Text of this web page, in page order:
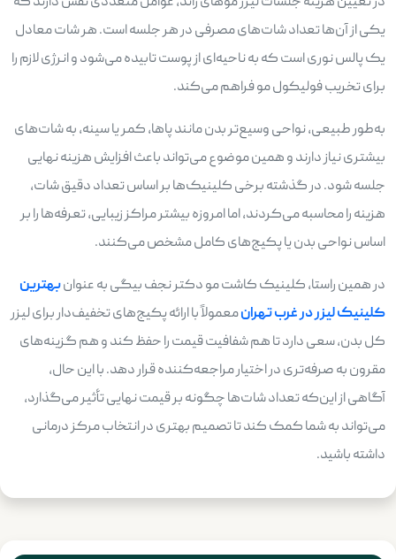
یکی از آن‌ها تعداد شات‌های مصرفی در هر جلسه است. هر شات معادل
یک پالس نوری است که به ناحیه‌ای از پوست تابیده می‌شود و انرژی لازم را
برای تخریب فولیکول مو فراهم می‌کند.
به‌طور طبیعی، نواحی وسیع‌تر بدن مانند پاها، کمر یا سینه، به شات‌های
بیشتری نیاز دارند و همین موضوع می‌تواند باعث افزایش هزینه نهایی
جلسه شود. در گذشته برخی کلینیک‌ها بر اساس تعداد دقیق شات،
هزینه را محاسبه می‌کردند، اما امروزه بیشتر مراکز زیبایی، تعرفه‌ها را بر
اساس نواحی بدن یا پکیج‌های کامل مشخص می‌کنند.
در همین راستا، کلینیک کاشت مو دکتر نجف بیگی به عنوانبهترین
کلینیک لیزر در غرب تهرانمعمولاً با ارائه پکیج‌های تخفیف‌دار برای لیزر
کل بدن، سعی دارد تا هم شفافیت قیمت را حفظ کند و هم گزینه‌های
مقرون ‌به ‌صرفه‌تری در اختیار مراجعه‌کننده قرار دهد. با این حال،
آگاهی از این‌که تعداد شات‌ها چگونه بر قیمت نهایی تأثیر می‌گذارد،
می‌تواند به شما کمک کند تا تصمیم بهتری در انتخاب مرکز درمانی
داشته باشید.